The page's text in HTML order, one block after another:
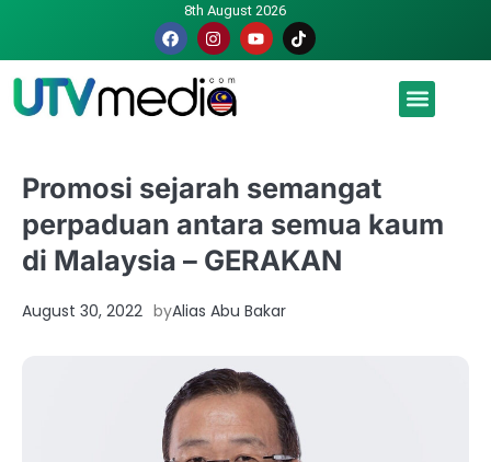
8th August 2026
Promosi sejarah semangat
perpaduan antara semua kaum
di Malaysia – GERAKAN
August 30, 2022 byAlias Abu Bakar